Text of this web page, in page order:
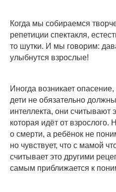
Когда мы собираемся
репетиции спектакля,
то шутки. И мы говорим:
улыбнутся взрослые!
Иногда возникает
дети не обязательно
интеллекта, они считывают
которая идёт от взрослого.
о смерти, а ребёнок не
но чувствует, что с мамой
считывает это другими
самым приближается к